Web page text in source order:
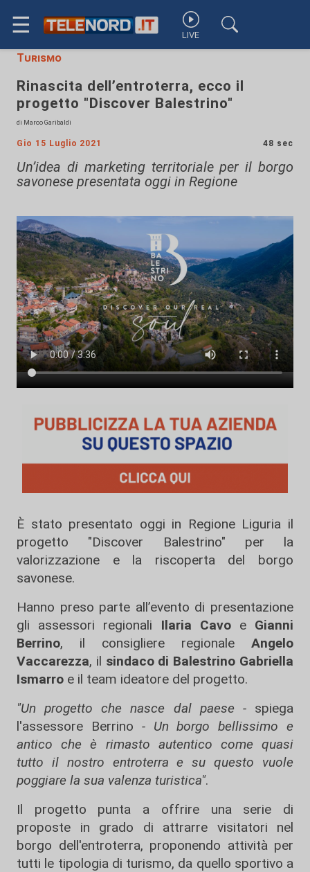
☰ LIVE
Turismo
Rinascita dell’entroterra, ecco il
progetto "Discover Balestrino"
di Marco Garibaldi
Gio 15 Luglio 2021 48 sec
Un’idea di marketing territoriale per il borgo
savonese presentata oggi in Regione
È stato presentato oggi in Regione Liguria il
progetto "Discover Balestrino" per la
valorizzazione e la riscoperta del borgo
savonese.
Hanno preso parte all’evento di presentazione
gli assessori regionali Ilaria Cavoe Gianni
Berrino, il consigliere regionale Angelo
Vaccarezza, il sindaco di Balestrino Gabriella
Ismarro e il team ideatore del progetto.
"Un progetto che nasce dal paese -spiega
l'assessore Berrino - Un borgo bellissimo e
antico che è rimasto autentico come quasi
tutto il nostro entroterra e su questo vuole
poggiare la sua valenza turistica".
Il progetto punta a offrire una serie di
proposte in grado di attrarre visitatori nel
borgo dell'entroterra, proponendo attività per
tutti le tipologia di turismo, da quello sportivo a